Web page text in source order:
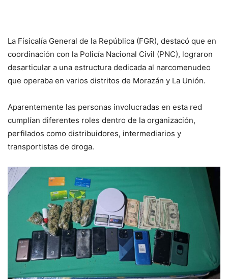
La Físicalía General de la República (FGR), destacó que en
coordinación con la Policía Nacional Civil (PNC), lograron
desarticular a una estructura dedicada al narcomenudeo
que operaba en varios distritos de Morazán y La Unión.
Aparentemente las personas involucradas en esta red
cumplían diferentes roles dentro de la organización,
perfilados como distribuidores, intermediarios y
transportistas de droga.